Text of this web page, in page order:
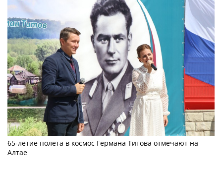
65-летие полета в космос Германа Титова отмечают на
Алтае